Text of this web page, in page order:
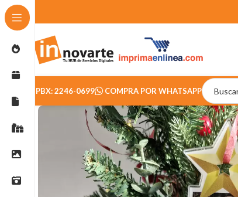
PBX: 2246-0699 COMPRA POR WHATSAPP